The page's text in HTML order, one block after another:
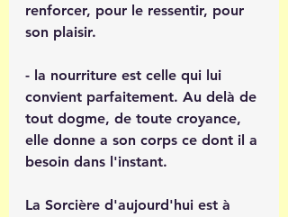
renforcer, pour le ressentir, pour
son plaisir.
- la nourriture est celle qui lui
convient parfaitement. Au delà de
tout dogme, de toute croyance,
elle donne a son corps ce dont il a
besoin dans l'instant.
La Sorcière d'aujourd'hui est à